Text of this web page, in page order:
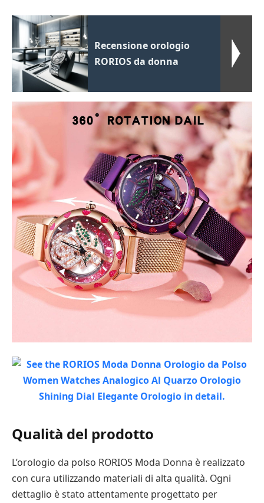
Recensione orologio
RORIOS da donna
Qualità del prodotto
L’orologio da polso RORIOS Moda Donna è realizzato
con cura utilizzando materiali di alta qualità. Ogni
dettaglio è stato attentamente progettato per